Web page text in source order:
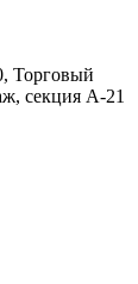
Торговый
секция А-21